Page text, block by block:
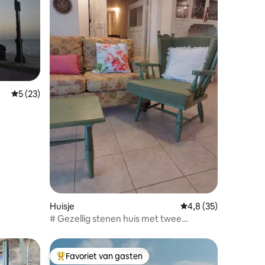
Gemiddelde beoordeling van 5 op 5, 23 recensies
5 (23)
Huisje Gemiddelde
4,8 (35)
# Gezellig stenen huis met twee
Topfavoriet van gasten
Favoriet van gasten